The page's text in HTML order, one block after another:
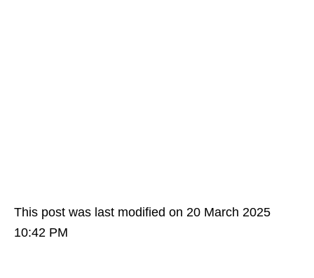
This post was last modified on 20 March 2025
10:42 PM